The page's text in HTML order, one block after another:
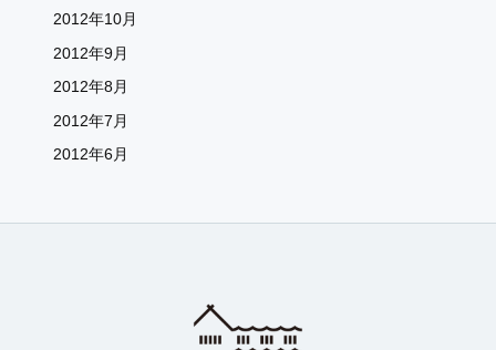
2012年10月
2012年9月
2012年8月
2012年7月
2012年6月